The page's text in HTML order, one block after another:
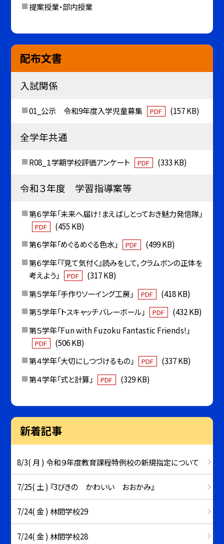
提案授業・部内授業
配布文書
入試関係
01_公示 令和9年度入学児童募集 PDF (157 KB)
全学年共通
R08_１学期学校評価アンケート PDF (333 KB)
令和３年度 学習指導案等
第６学年「未来へ届け！まえばしとっておき魅力発信隊」
PDF
(455 KB)
第６学年「めぐるめぐる色水」
PDF
(499 KB)
第６学年「『見て気付く』読みをして，クラムボンの正体を
考えよう」
PDF
(317 KB)
第５学年「手作りソーイング工房」
PDF
(418 KB)
第５学年「トスキャッチバレーボール」
PDF
(432 KB)
第５学年「Fun with Fuzoku Fantastic Friends!」
PDF
(506 KB)
第４学年「大切にしつづけるもの」
PDF
(337 KB)
第４学年「式と計算」
PDF (329 KB)
新着記事
8/3( 月 ) 令和９年度教育課程特例校の新規指定について
7/25( 土 ) 『3びきの かわいい おおかみ』
7/24( 金 ) 林間学校29
7/24( 金 ) 林間学校28